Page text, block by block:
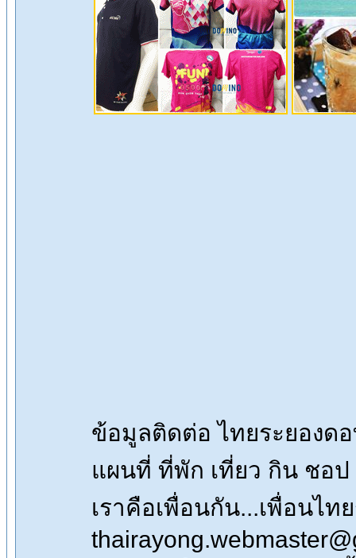
ข้อมูลติดต่อ ไทยระยองด
แผนที่ ที่พัก เที่ยว กิน ชอ
เราคือเพื่อนกัน...เพื่อนไท